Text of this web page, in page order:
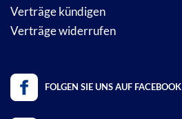
Verträge kündigen
Verträge widerrufen
FOLGEN SIE UNS AUF FACEBOOK